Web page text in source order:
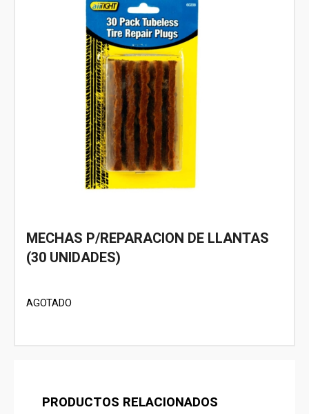
MECHAS P/REPARACION DE LLANTAS
(30 UNIDADES)
AGOTADO
PRODUCTOS RELACIONADOS